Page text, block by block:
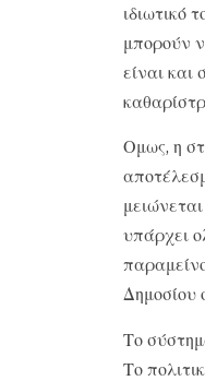
ιδιωτικό
μπορούν
είναι και
Ομως, η
υπάρχει
Δημοσίου
Το
Το